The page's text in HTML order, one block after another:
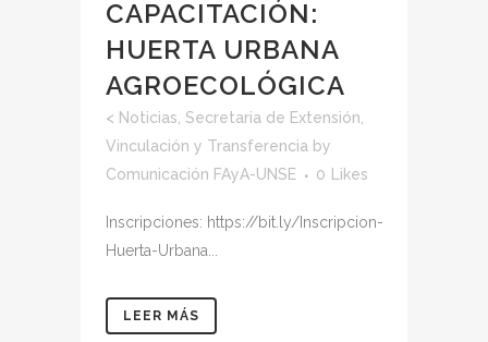
CAPACITACIÓN:
HUERTA URBANA
AGROECOLÓGICA
< Noticias Secretaria de Extensión,
Vinculación y Transferencia by
Comunicación FAyA-UNSE
0 Likes
Inscripciones: https://bit.ly/Inscripcion-
Huerta-Urbana...
LEER MÁS